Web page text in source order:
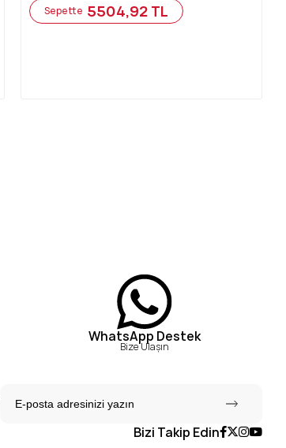
Sepette 5504,92 TL
WhatsApp Destek
Bize Ulaşın
Bizi Takip Edin